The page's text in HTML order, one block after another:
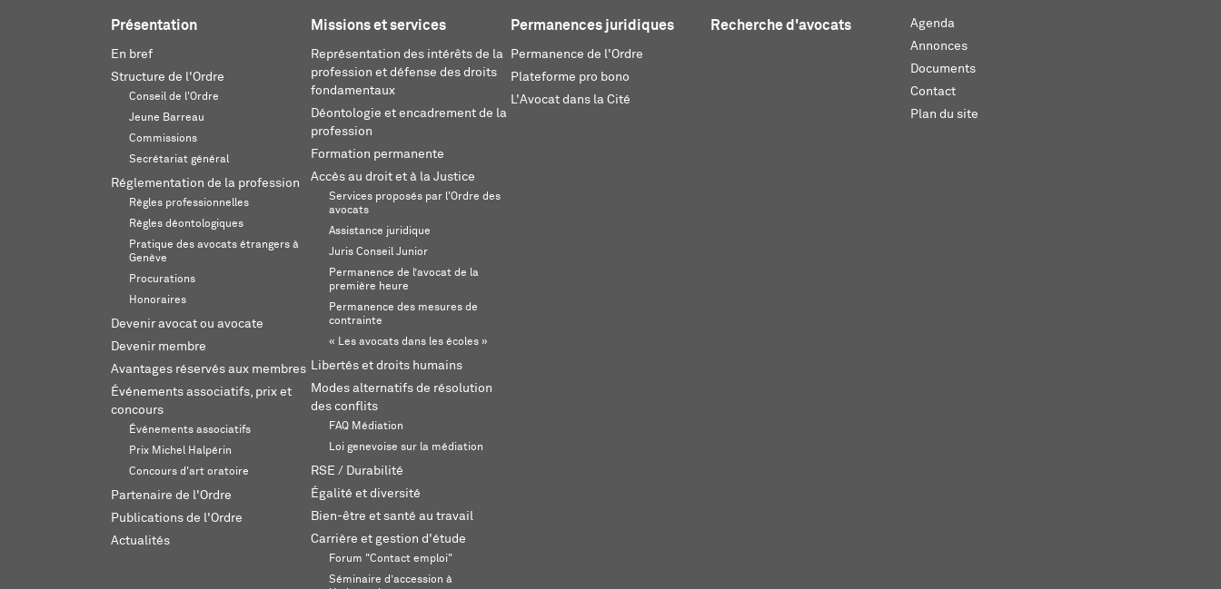
Présentation
En bref
Structure de l'Ordre
Conseil de l'Ordre
Jeune Barreau
Commissions
Secrétariat général
Réglementation de la profession
Règles professionnelles
Règles déontologiques
Pratique des avocats étrangers à
Genève
Procurations
Honoraires
Devenir avocat ou avocate
Devenir membre
Avantages réservés aux membres
Événements associatifs, prix et
concours
Événements associatifs
Prix Michel Halpérin
Concours d'art oratoire
Partenaire de l'Ordre
Publications de l'Ordre
Actualités
Missions et services
Représentation des intérêts de la
profession et défense des droits
fondamentaux
Déontologie et encadrement de la
profession
Formation permanente
Accès au droit et à la Justice
Services proposés par l'Ordre des
avocats
Assistance juridique
Juris Conseil Junior
Permanence de l’avocat de la
première heure
Permanence des mesures de
contrainte
« Les avocats dans les écoles »
Libertés et droits humains
Modes alternatifs de résolution
des conflits
FAQ Médiation
Loi genevoise sur la médiation
RSE / Durabilité
Égalité et diversité
Bien-être et santé au travail
Carrière et gestion d'étude
Forum "Contact emploi"
Séminaire d’accession à
Permanences juridiques
Permanence de l'Ordre
Plateforme pro bono
L'Avocat dans la Cité
Recherche d'avocats
Agenda
Annonces
Documents
Contact
Plan du site